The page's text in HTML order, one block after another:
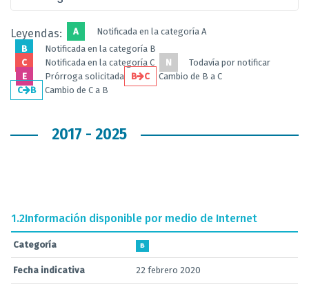
Leyendas: A
Notificada en la categoría A
B
Notificada en la categoría B
C
Notificada en la categoría C N
Todavía por notificar
E
Prórroga solicitada B C
Cambio de B a C
C
B Cambio de C a B
2017 - 2025
1.2Información disponible por medio de Internet
Categoría B
Fecha indicativa 22 febrero 2020